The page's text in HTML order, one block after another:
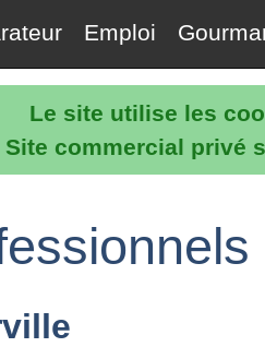
Le site utilise les
Site commercial privé
Emploi